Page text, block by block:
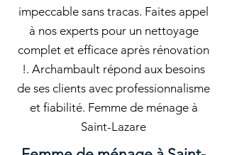
impeccable sans tracas. Faites appel
à nos experts pour un nettoyage
complet et efficace après rénovation
!. Archambault répond aux besoins
de ses clients avec professionnalisme
et fiabilité. Femme de ménage à
Saint-Lazare